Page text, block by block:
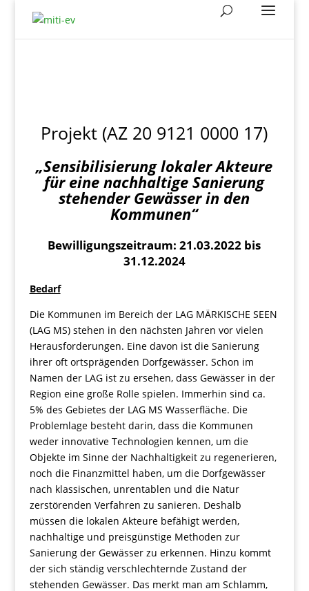
Projekt (AZ 20 9121 0000 17)
„Sensibilisierung lokaler Akteure
für eine nachhaltige Sanierung
stehender Gewässer in den
Kommunen“
Bewilligungszeitraum: 21.03.2022 bis
31.12.2024
Bedarf
Die Kommunen im Bereich der LAG MÄRKISCHE SEEN
(LAG MS) stehen in den nächsten Jahren vor vielen
Herausforderungen. Eine davon ist die Sanierung
ihrer oft ortsprägenden Dorfgewässer. Schon im
Namen der LAG ist zu ersehen, dass Gewässer in der
Region eine große Rolle spielen. Immerhin sind ca.
5% des Gebietes der LAG MS Wasserfläche. Die
Problemlage besteht darin, dass die Kommunen
weder innovative Technologien kennen, um die
Objekte im Sinne der Nachhaltigkeit zu regenerieren,
noch die Finanzmittel haben, um die Dorfgewässer
nach klassischen, unrentablen und die Natur
zerstörenden Verfahren zu sanieren. Deshalb
müssen die lokalen Akteure befähigt werden,
nachhaltige und preisgünstige Methoden zur
Sanierung der Gewässer zu erkennen. Hinzu kommt
der sich ständig verschlechternde Zustand der
stehenden Gewässer. Das merkt man am Schlamm,